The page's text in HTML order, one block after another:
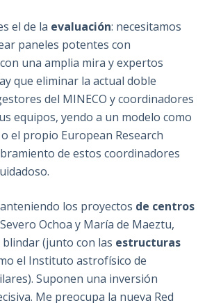
el de la evaluación: necesitamos
paneles potentes con
una amplia mira y expertos
que eliminar la actual doble
del MINECO y coordinadores
equipos, yendo a un modelo como
el propio European Research
de estos coordinadores
los proyectos de centros
Severo Ochoa y María de Maeztu,
(junto con las estructuras
el Instituto astrofísico de
Suponen una inversión
Me preocupa la nueva Red